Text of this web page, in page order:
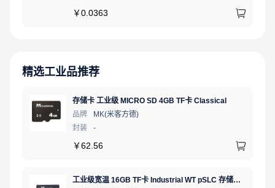
￥0.0363
精选工业品推荐
存储卡 工业级 MICRO SD 4GB TF卡 Classical
品牌
MK(米客方德)
封装
-
￥62.56
工业级宽温 16GB TF卡 Industrial WT pSLC 存储卡 MICRO SD LDPC纠错 PE 30K 无人机、行车记录仪、安防监控适配